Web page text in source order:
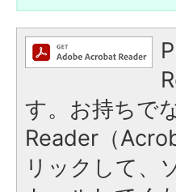
す。お持ちで
Reader（
リックして、